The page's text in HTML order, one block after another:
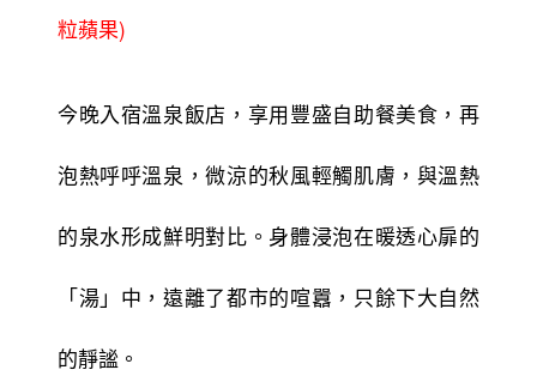
粒蘋果)
今晚入宿溫泉飯店，享用豐盛自助餐美食，再
泡熱呼呼溫泉，微涼的秋風輕觸肌膚，與溫熱
的泉水形成鮮明對比。身體浸泡在暖透心扉的
「湯」中，遠離了都市的喧囂，只餘下大自然
的靜謐。